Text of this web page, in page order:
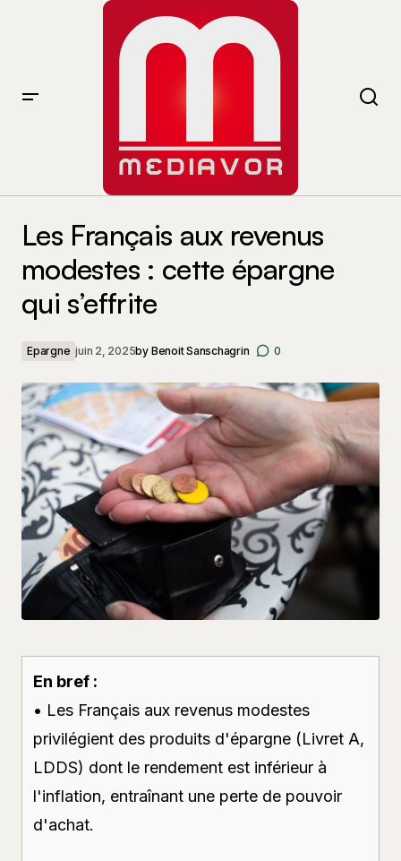
Les Français aux revenus
modestes : cette épargne
qui s’effrite
Epargne juin 2, 2025by Benoit Sanschagrin 0
En bref :
• Les Français aux revenus modestes
privilégient des produits d'épargne (Livret A,
LDDS) dont le rendement est inférieur à
l'inflation, entraînant une perte de pouvoir
d'achat.